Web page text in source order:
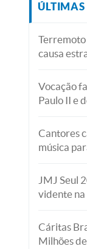
causa
Vocação
Paulo II e
Cantores
música
JMJ Seul
vidente na
Cáritas
Milhões